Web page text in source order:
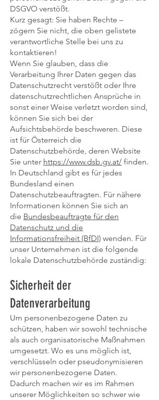
DSGVO verstößt.
Kurz gesagt: Sie haben Rechte –
zögern Sie nicht, die oben gelistete
verantwortliche Stelle bei uns zu
kontaktieren!
Wenn Sie glauben, dass die
Verarbeitung Ihrer Daten gegen das
Datenschutzrecht verstößt oder Ihre
datenschutzrechtlichen Ansprüche in
sonst einer Weise verletzt worden sind,
können Sie sich bei der
Aufsichtsbehörde beschweren. Diese
ist für Österreich die
Datenschutzbehörde, deren Website
Sie unter https://www.dsb.gv.at/ finden.
In Deutschland gibt es für jedes
Bundesland einen
Datenschutzbeauftragten. Für nähere
Informationen können Sie sich an
die Bundesbeauftragte für den
Datenschutz und die
Informationsfreiheit (BfDI) wenden. Für
unser Unternehmen ist die folgende
lokale Datenschutzbehörde zuständig:
Sicherheit der
Datenverarbeitung
Um personenbezogene Daten zu
schützen, haben wir sowohl technische
als auch organisatorische Maßnahmen
umgesetzt. Wo es uns möglich ist,
verschlüsseln oder pseudonymisieren
wir personenbezogene Daten.
Dadurch machen wir es im Rahmen
unserer Möglichkeiten so schwer wie